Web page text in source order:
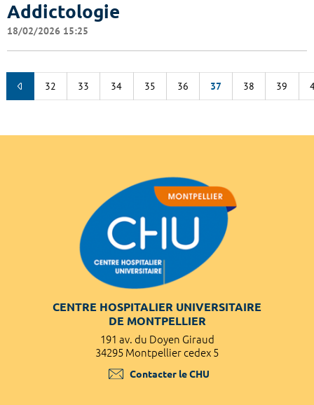
Addictologie
18/02/2026 15:25
32 33 34 35 36 37 38 39
CENTRE HOSPITALIER UNIVERSITAIRE
DE MONTPELLIER
191 av. du Doyen Giraud
34295 Montpellier cedex 5
Contacter le CHU